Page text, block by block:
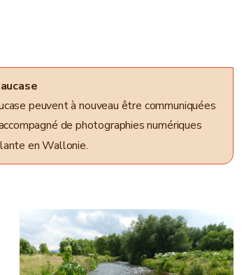
peuvent à nouveau être communiquées
de photographies numériques
en Wallonie.